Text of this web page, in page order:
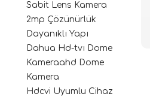
Sabit Lens Kamera
2mp Çözünürlük
Dayanıklı Yapı
Dahua Hd-tvı Dome
Kameraahd Dome
Kamera
Hdcvi Uyumlu Cihaz